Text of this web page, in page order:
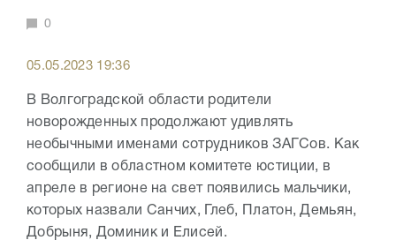
0
05.05.2023 19:36
В Волгоградской области родители
новорожденных продолжают удивлять
необычными именами сотрудников ЗАГСов. Как
сообщили в областном комитете юстиции, в
апреле в регионе на свет появились мальчики,
которых назвали Санчих, Глеб, Платон, Демьян,
Добрыня, Доминик и Елисей.